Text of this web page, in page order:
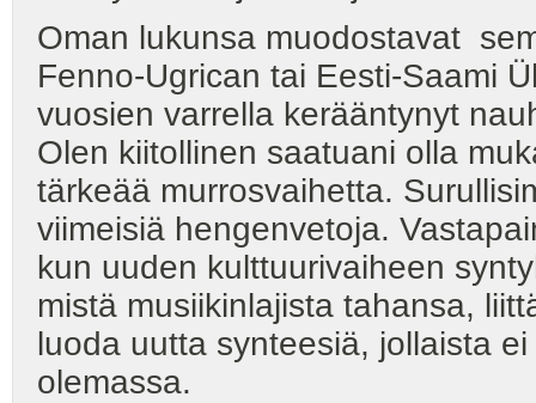
Oman lukunsa muodostavat
Fenno-Ugrican tai Eesti-Saami
vuosien varrella kerääntynyt
Olen kiitollinen saatuani olla
tärkeää murrosvaihetta.
viimeisiä hengenvetoja.
kun uuden kulttuurivaiheen
mistä musiikinlajista tahansa,
luoda uutta synteesiä, jollaista
olemassa.